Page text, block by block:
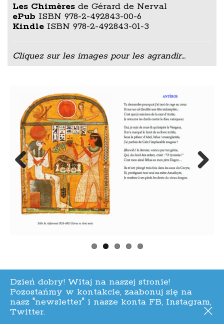
Dzień dobry! Witaj na naszej stronie!
Pozostańmy w kontakcie, zaabonuj się na
nasz "newsletter" i nasze konta FB, Instagram,
Twitter.
Les Chimères de Gérard de Nerval
ePub ISBN 978-2-492843-00-6
Kindle ISBN 978-2-492843-01-3
Cliquez sur les images pour les agrandir…
Previous
Les Éditions Toute Chose
Paris, France
Réf. Dilicom : 3019007667809
© 2021, Les Éditions Toute Chose
Nota prawna